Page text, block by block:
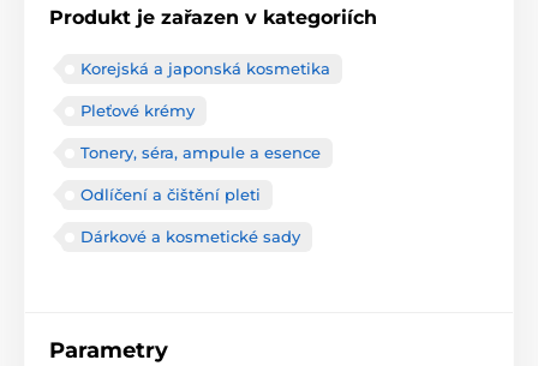
Produkt je zařazen v kategoriích
Korejská a japonská kosmetika
Pleťové krémy
Tonery, séra, ampule a esence
Odlíčení a čištění pleti
Dárkové a kosmetické sady
Parametry